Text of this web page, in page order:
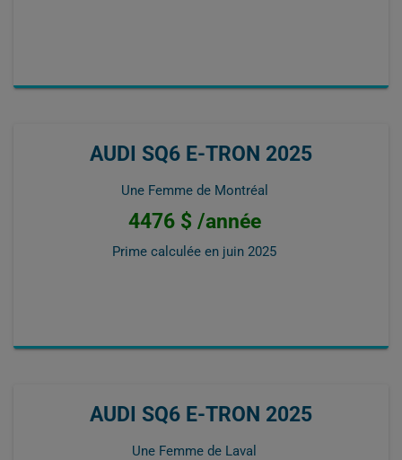
AUDI SQ6 E-TRON 2025
Une Femme de Montréal
4476 $ /année
Prime calculée en juin 2025
AUDI SQ6 E-TRON 2025
Une Femme de Laval